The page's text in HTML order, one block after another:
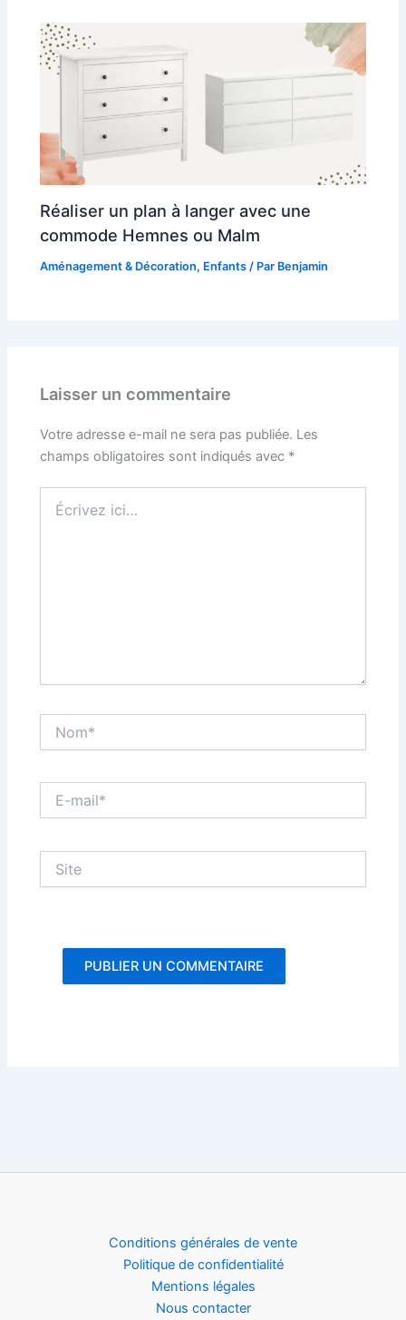
Réaliser un plan à langer avec une
commode Hemnes ou Malm
Aménagement & Décoration, Enfants / Par Benjamin
Laisser un commentaire
Votre adresse e-mail ne sera pas publiée. Les
champs obligatoires sont indiqués avec *
ici…
mail*
Conditions générales de vente
Politique de confidentialité
Mentions légales
Nous contacter